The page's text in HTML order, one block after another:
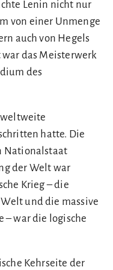
Lenin nicht nur
von einer Unmenge
auch von Hegels
das Meisterwerk
des
weltweite
hatte. Die
Nationalstaat
der Welt war
Krieg – die
und die massive
war die logische
Kehrseite der